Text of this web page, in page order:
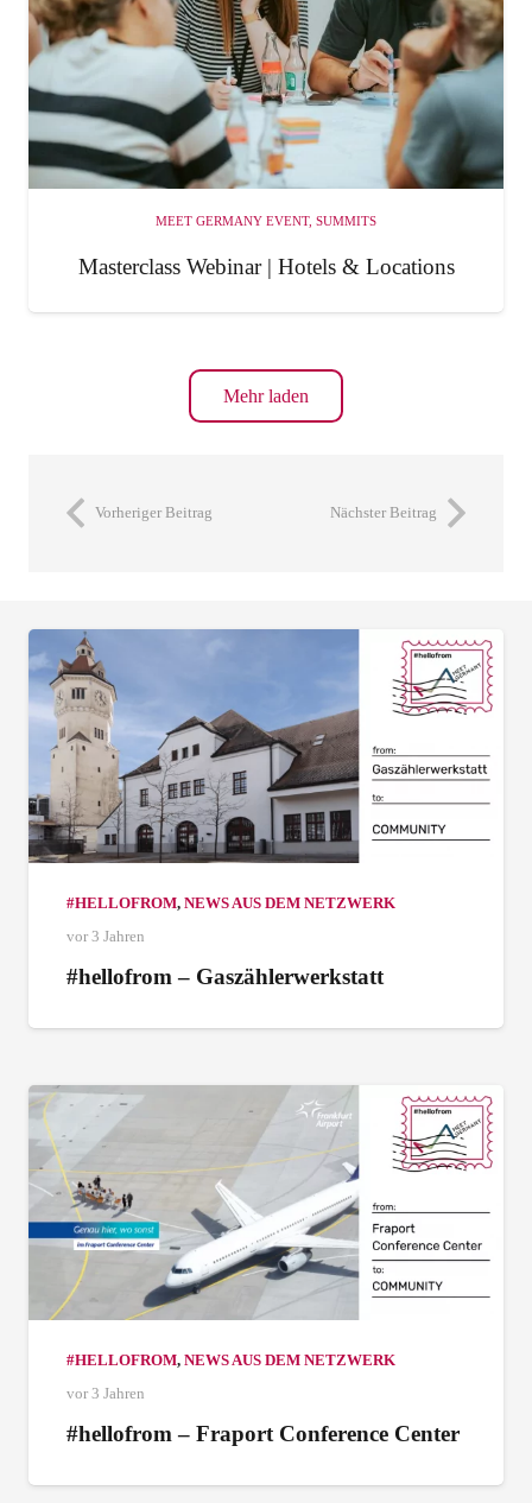
MEET GERMANY EVENT, SUMMITS
Masterclass Webinar | Hotels & Locations
Mehr laden
Vorheriger Beitrag Nächster Beitrag
#HELLOFROM, NEWS AUS DEM NETZWERK
vor 3 Jahren
#hellofrom – Gaszählerwerkstatt
#HELLOFROM, NEWS AUS DEM NETZWERK
vor 3 Jahren
#hellofrom – Fraport Conference Center